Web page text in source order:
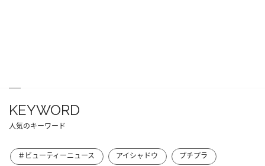
KEYWORD
人気のキーワード
＃ビューティーニュース アイシャドウ
プチプラ